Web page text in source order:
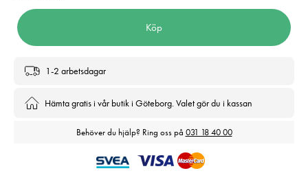
Köp
1-2 arbetsdagar
Hämta gratis i vår butik i Göteborg. Valet gör du i kassan
Behöver du hjälp? Ring oss på 031 18 40 00